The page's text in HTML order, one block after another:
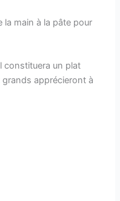
main à la pâte pour
constituera un plat
apprécieront à